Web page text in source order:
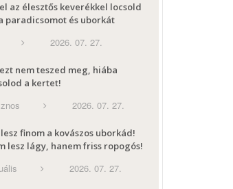
az élesztős keverékkel locsold
paradicsomot és uborkát
2026. 07. 27.
nem teszed meg, hiába
a kertet!
2026. 07. 27.
finom a kovászos uborkád!
lesz lágy, hanem friss ropogós!
2026. 07. 27.